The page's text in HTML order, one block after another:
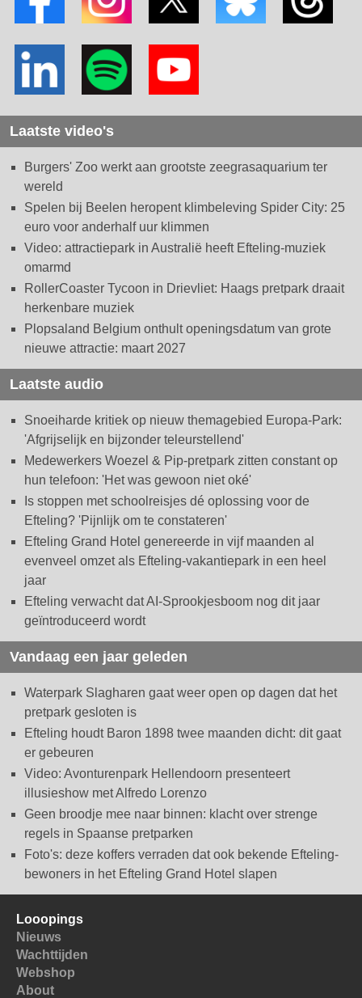
Laatste video's
Burgers' Zoo werkt aan grootste zeegrasaquarium ter
wereld
Spelen bij Beelen heropent klimbeleving Spider City: 25
euro voor anderhalf uur klimmen
Video: attractiepark in Australië heeft Efteling-muziek
omarmd
RollerCoaster Tycoon in Drievliet: Haags pretpark draait
herkenbare muziek
Plopsaland Belgium onthult openingsdatum van grote
nieuwe attractie: maart 2027
Laatste audio
Snoeiharde kritiek op nieuw themagebied Europa-Park:
'Afgrijselijk en bijzonder teleurstellend'
Medewerkers Woezel & Pip-pretpark zitten constant op
hun telefoon: 'Het was gewoon niet oké'
Is stoppen met schoolreisjes dé oplossing voor de
Efteling? 'Pijnlijk om te constateren'
Efteling Grand Hotel genereerde in vijf maanden al
evenveel omzet als Efteling-vakantiepark in een heel
jaar
Efteling verwacht dat AI-Sprookjesboom nog dit jaar
geïntroduceerd wordt
Vandaag een jaar geleden
Waterpark Slagharen gaat weer open op dagen dat het
pretpark gesloten is
Efteling houdt Baron 1898 twee maanden dicht: dit gaat
er gebeuren
Video: Avonturenpark Hellendoorn presenteert
illusieshow met Alfredo Lorenzo
Geen broodje mee naar binnen: klacht over strenge
regels in Spaanse pretparken
Foto's: deze koffers verraden dat ook bekende Efteling-
bewoners in het Efteling Grand Hotel slapen
Looopings
Nieuws
Wachttijden
Webshop
About